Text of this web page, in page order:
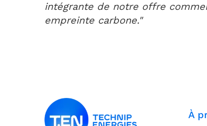
intégrante de notre offre
empreinte carbone."
À